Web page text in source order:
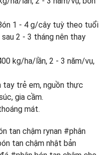
1 - 4 g/cây tuỳ theo tuổi
2 - 3 tháng nên thay
kg/ha/lần, 2 - 3 năm/vụ,
tay trẻ em, nguồn thực
gia cầm.
mát.
tan chậm rynan #phân
tan chậm nhật bản